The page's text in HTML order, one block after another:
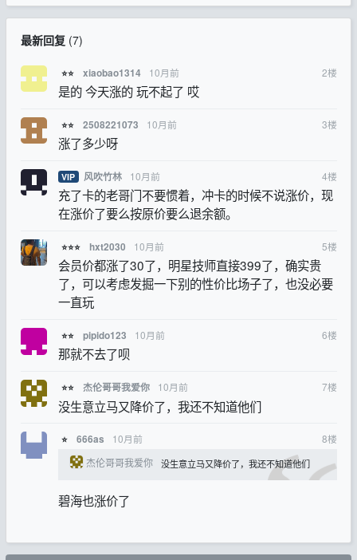
最新回复(7)
⭐⭐ xiaobao1314 10月前 2楼
是的 今天涨的 玩不起了 哎
⭐⭐ 2508221073 10月前 3楼
涨了多少呀
VIP 风吹竹林 10月前 4楼
充了卡的老哥门不要惯着，冲卡的时候不说涨价，现
在涨价了要么按原价要么退余额。
⭐⭐⭐ hxt2030 10月前 5楼
会员价都涨了30了，明星技师直接399了，确实贵
了，可以考虑发掘一下别的性价比场子了，也没必要
一直玩
⭐⭐ pipido123 10月前 6楼
那就不去了呗
⭐⭐ 杰伦哥哥我爱你 10月前 7楼
没生意立马又降价了，我还不知道他们
⭐ 666as 10月前 8楼
杰伦哥哥我爱你
没生意立马又降价了，我还不知道他们
碧海也涨价了